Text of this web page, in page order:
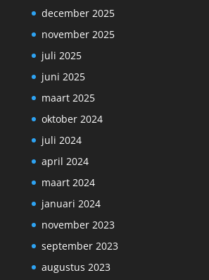
december 2025
november 2025
juli 2025
juni 2025
maart 2025
oktober 2024
juli 2024
april 2024
maart 2024
januari 2024
november 2023
september 2023
augustus 2023